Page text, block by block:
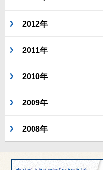
2012年
2011年
2010年
2009年
2008年